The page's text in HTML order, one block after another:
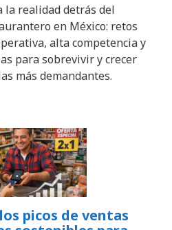
la realidad detrás del
en México: retos
alta competencia y
para sobrevivir y crecer
más demandantes.
picos de ventas